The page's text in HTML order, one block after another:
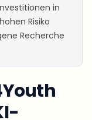
in
Risiko
Recherche